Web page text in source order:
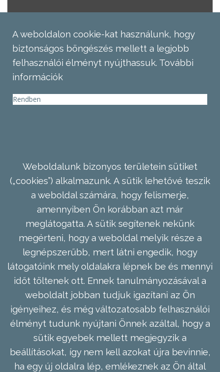
A weboldalon cookie-kat használunk, hogy
biztonságos böngészés mellett a legjobb
felhasználói élményt nyújthassuk. További
információk
Rendben
Weboldalunk bizonyos területein sütiket
(„cookies”) alkalmazunk. A sütik lehetővé teszik
a weboldal számára, hogy felismerje,
amennyiben Ön korábban azt már
meglátogatta. A sütik segítenek nekünk
megérteni, hogy a weboldal melyik része a
legnépszerűbb, mert látni engedik, hogy
látogatóink mely oldalakra lépnek be és mennyi
időt töltenek ott. Ennek tanulmányozásával a
weboldalt jobban tudjuk igazítani az Ön
igényeihez, és még változatosabb felhasználói
élményt tudunk nyújtani Önnek azáltal, hogy a
sütik egyebek mellett megjegyzik a
beállításokat, így nem kell azokat újra bevinnie,
ha egy új oldalra lép, emlékeznek az Ön által